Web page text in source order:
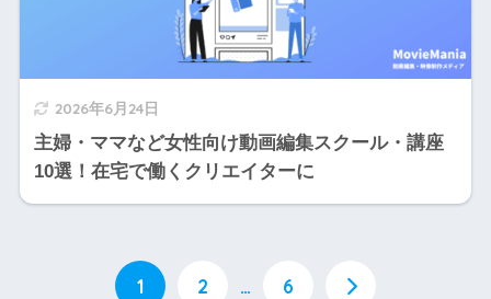
2026年6月24日
主婦・ママなど女性向け動画編集スクール・講座
10選！在宅で働くクリエイターに
1 2 … 6